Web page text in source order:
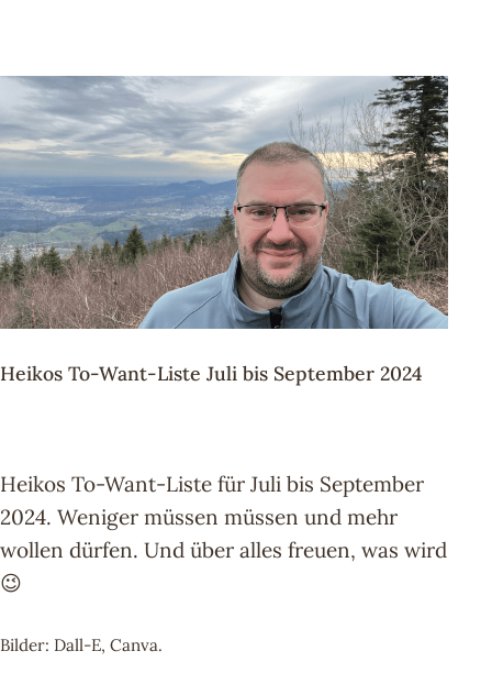
Heikos To-Want-Liste Juli bis September 2024
Heikos To-Want-Liste für Juli bis September
2024. Weniger müssen müssen und mehr
wollen dürfen. Und über alles freuen, was wird
😉
Bilder: Dall-E, Canva.